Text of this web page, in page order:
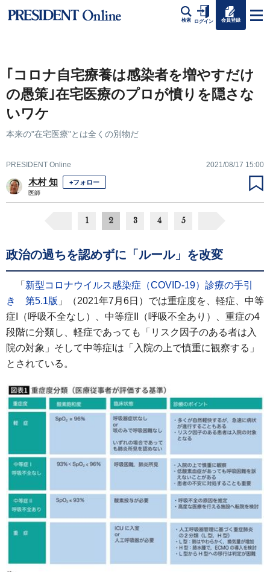
検索 ログイン 会員登録
｢コロナ自宅療養は感染者を増やすだけ
の愚策｣在宅医療のプロが憤りを隠さな
いワケ
本来の"在宅医療"とは全くの別物だ
PRESIDENT Online 2021/08/17 15:00
木村 知 +フォロー
医師
1 2 3 4 5
政治の過ちを認めずに「ルール」を改変
「 新型コロナウイルス感染症（COVID-19）診療の手引
き 第5.1版 」（2021年7月6日）では重症度を、軽症、中等
症I（呼吸不全なし）、中等症II（呼吸不全あり）、重症の4
段階に分類し、軽症であっても「リスク因子のある者は入
院の対象」そして中等症Iは「入院の上で慎重に観察する」
とされている。